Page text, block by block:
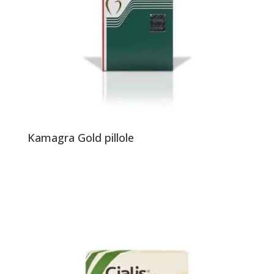
Kamagra Gold pillole